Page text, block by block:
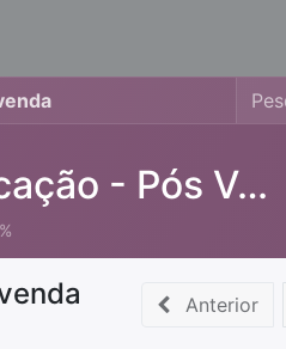
Treinamento/ Certificação - Pós Vendas
%
Anterior